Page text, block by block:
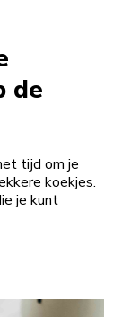
de
tijd om je
koekjes.
je kunt